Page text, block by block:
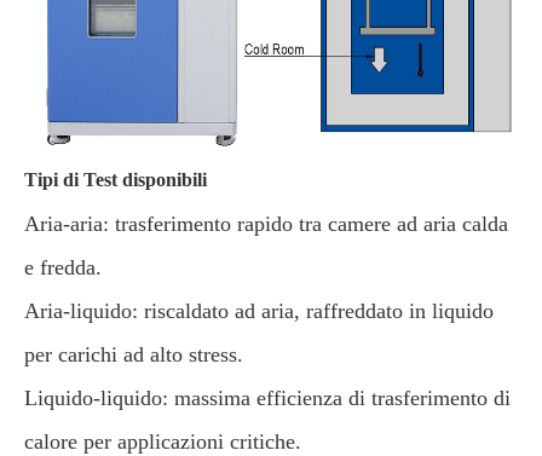
Tipi di Test disponibili
Aria-aria: trasferimento rapido tra camere ad aria calda
e fredda.
Aria-liquido: riscaldato ad aria, raffreddato in liquido
per carichi ad alto stress.
Liquido-liquido: massima efficienza di trasferimento di
calore per applicazioni critiche.